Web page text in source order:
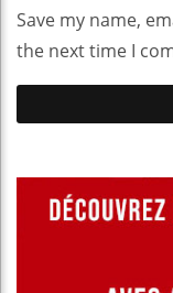
Save my name,
the next time I